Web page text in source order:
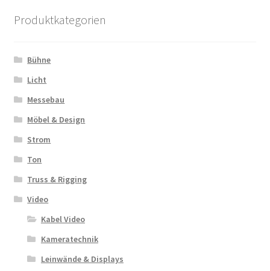
Produktkategorien
Bühne
Licht
Messebau
Möbel & Design
Strom
Ton
Truss & Rigging
Video
Kabel Video
Kameratechnik
Leinwände & Displays